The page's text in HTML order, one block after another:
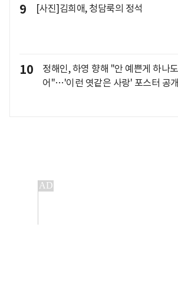
9 [사진]김희애, 청담룩의 정석
10
정해인, 하영 향해 "안 예쁜게 하나
어"…'이런 엿같은 사랑' 포스터 공개